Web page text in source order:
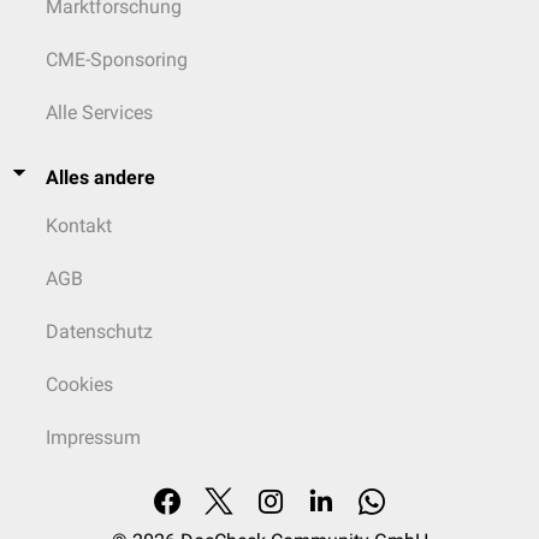
Marktforschung
CME-Sponsoring
Alle Services
Alles andere
Kontakt
AGB
Datenschutz
Cookies
Impressum